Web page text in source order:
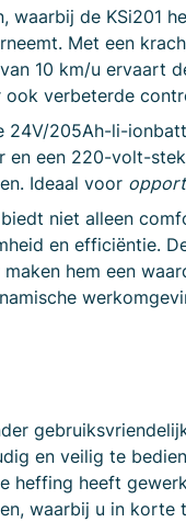
waarbij de KSi201
Met een
10 km/u ervaart
verbeterde
24V/205Ah-li-
en een 220-volt-
Ideaal voor
niet alleen
en efficiëntie.
hem een
en veilig te
heffing heeft
waarbij u in